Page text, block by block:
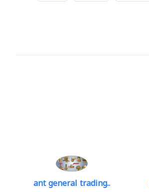
ant general trading..